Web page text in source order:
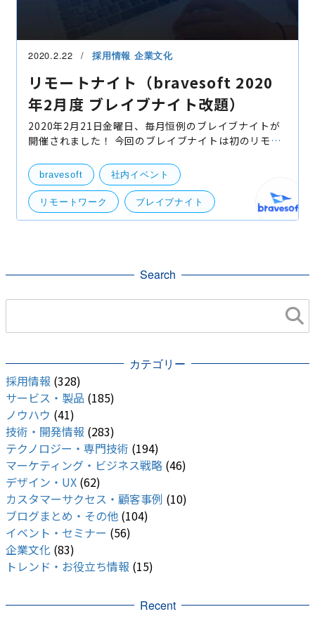
2020.2.22 採用情報 企業文化
リモートナイト（bravesoft 2020
年2月度 ブレイブナイト改題）
2020年2月21日金曜日、毎月恒例のブレイブナイトが
開催されました！ 今回のブレイブナイトは初のリモー
関してご説明を。 bravesoftでは毎月ブレイブナイト
という
bravesoft 社内イベント
リモートワーク ブレイブナイト
Search
カテゴリー
採用情報 (328)
サービス・製品 (185)
ノウハウ (41)
技術・開発情報 (283)
テクノロジー・専門技術 (194)
マーケティング・ビジネス戦略 (46)
デザイン・UX (62)
カスタマーサクセス・顧客事例 (10)
ブログまとめ・その他 (104)
イベント・セミナー (56)
企業文化 (83)
トレンド・お役立ち情報 (15)
Recent